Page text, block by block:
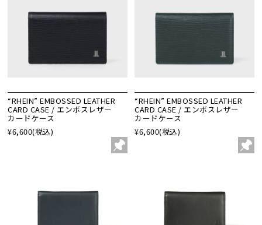
“RHEIN” EMBOSSED LEATHER
CARD CASE / エンボスレザー
カードケース
¥6,600(税込)
“RHEIN” EMBOSSED LEATHER
CARD CASE / エンボスレザー
カードケース
¥6,600(税込)